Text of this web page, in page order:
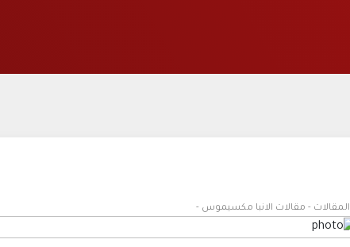
المقالات - مقالات الانبا مكسيموس -